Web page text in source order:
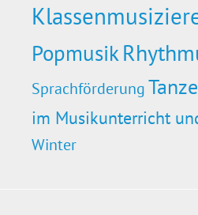
Popmusik
Sprachförderung
im Musikunterricht
Winter